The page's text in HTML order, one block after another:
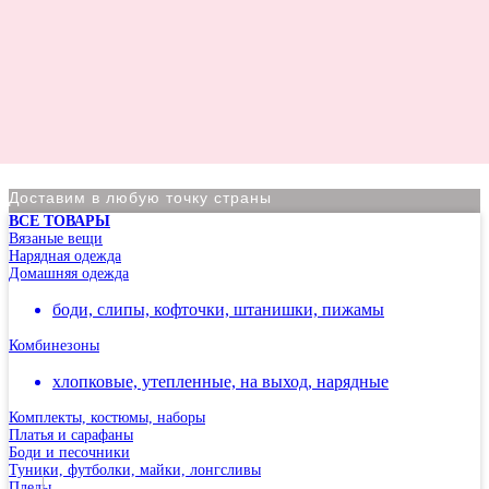
Доставим в любую точку страны
По Москве курьер в день оформления заказа
Вы на сайте Московского филиала
-5% на первый заказ (товар на скидках не участвует в
м.Чертановская.
ВСЕ ТОВАРЫ
Вязаные вещи
Нарядная одежда
Домашняя одежда
боди, слипы, кофточки, штанишки, пижамы
Комбинезоны
хлопковые, утепленные, на выход, нарядные
Комплекты, костюмы, наборы
Платья и сарафаны
Боди и песочники
Туники, футболки, майки, лонгсливы